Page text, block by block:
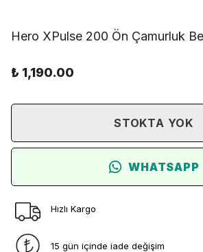
Hero XPulse 200 Ön Çamurluk
₺ 1,190.00
STOKTA YOK
WHATSAPP
Hızlı Kargo
15 gün içinde iade değişim